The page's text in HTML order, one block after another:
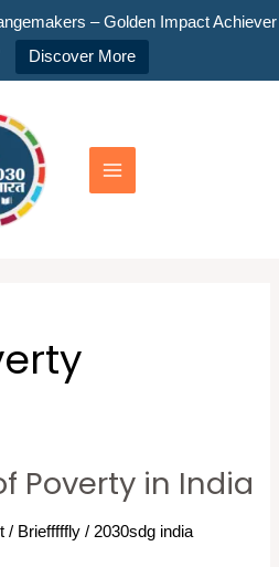
– Golden Impact Achiever
Discover More
Menu
Poverty in India
/ Briefffffly / 2030sdg india